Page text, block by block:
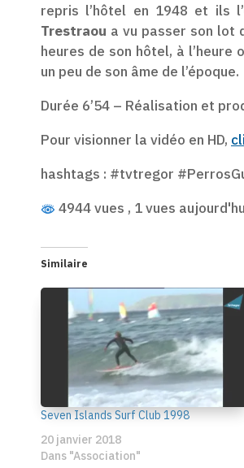
repris l’hôtel en 1948 et ils
Trestraou a vu passer son lot
heures de son hôtel, à
un peu de son âme de l’époque.
Durée 6’54 – Réalisation et
Pour visionner la vidéo en HD,
hashtags : #tvtregor
4944 vues , 1 vues
Similaire
Seven Islands Surf Club 1998
20 janvier 2018
Dans "Association"